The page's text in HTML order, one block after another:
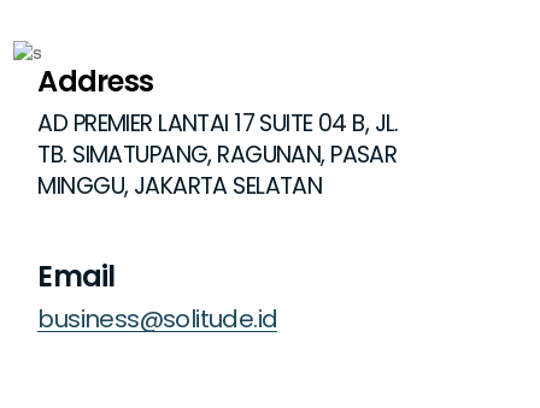
Address
AD PREMIER LANTAI 17 SUITE 04 B, JL.
TB. SIMATUPANG, RAGUNAN, PASAR
MINGGU, JAKARTA SELATAN
Email
business@solitude.id